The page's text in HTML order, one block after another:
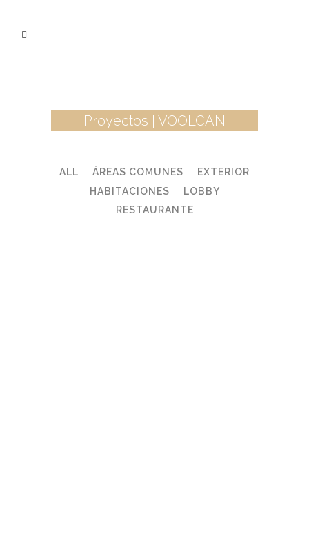
Proyectos | VOOLCAN
ALL ÁREAS COMUNES
EXTERIOR
HABITACIONES
LOBBY
RESTAURANTE